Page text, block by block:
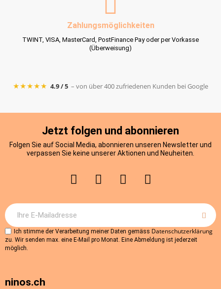
Zahlungsmöglichkeiten
TWINT, VISA, MasterCard, PostFinance Pay oder per Vorkasse
(Überweisung)
★★★★★ 4.9 / 5 – von über 400 zufriedenen Kunden bei Google
Jetzt folgen und abonnieren
Folgen Sie auf Social Media, abonnieren unseren Newsletter und
verpassen Sie keine unserer Aktionen und Neuheiten.
Ich stimme der Verarbeitung meiner Daten gemäss Datenschutzerklärung
zu. Wir senden max. eine E-Mail pro Monat. Eine Abmeldung ist jederzeit
möglich.
ninos.ch